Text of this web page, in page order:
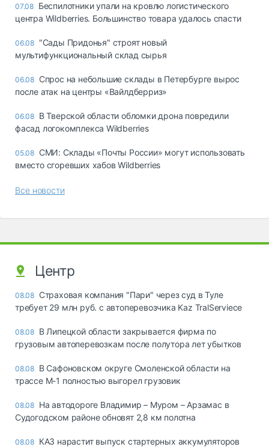
07.08 Беспилотники упали на кровлю логистического
центра Wildberries. Большинство товара удалось спасти
06.08 "Сады Придонья" строят новый
мультифункциональный склад сырья
06.08 Спрос на небольшие склады в Петербурге вырос
после атак на центры «Вайлдберриз»
06.08 В Тверской области обломки дрона повредили
фасад логокомплекса Wildberries
05.08 СМИ: Склады «Почты России» могут использовать
вместо сгоревших хабов Wildberries
Все новости
Центр
08.08 Страховая компания "Пари" через суд в Туле
требует 29 млн руб. с автоперевозчика Kaz TralServiece
08.08 В Липецкой области закрывается фирма по
грузовым автоперевозкам после полутора лет убытков
08.08 В Сафоновском округе Смоленской области на
трассе М-1 полностью выгорел грузовик
08.08 На автодороге Владимир – Муром – Арзамас в
Судогодском районе обновят 2,8 км полотна
08.08 КАЗ нарастит выпуск стартерных аккумуляторов